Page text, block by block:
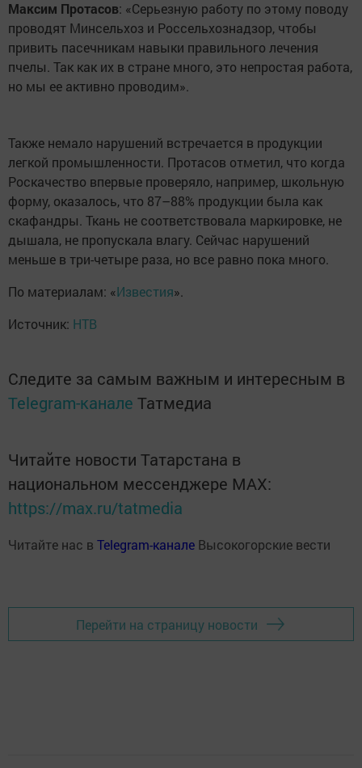
Максим Протасов: «Серьезную работу по этому поводу
проводят Минсельхоз и Россельхознадзор, чтобы
привить пасечникам навыки правильного лечения
пчелы. Так как их в стране много, это непростая работа,
но мы ее активно проводим».
Также немало нарушений встречается в продукции
легкой промышленности. Протасов отметил, что когда
Роскачество впервые проверяло, например, школьную
форму, оказалось, что 87–88% продукции была как
скафандры. Ткань не соответствовала маркировке, не
дышала, не пропускала влагу. Сейчас нарушений
меньше в три-четыре раза, но все равно пока много.
По материалам: «Известия».
Источник: НТВ
Следите за самым важным и интересным в
Telegram-канале Татмедиа
Читайте новости Татарстана в
национальном мессенджере MАХ:
https://max.ru/tatmedia
Читайте нас в Telegram-канале Высокогорские вести
Перейти на страницу новости